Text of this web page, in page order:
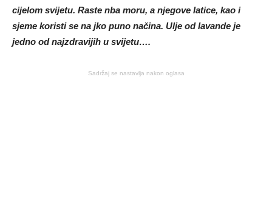
cijelom svijetu. Raste nba moru, a njegove latice, kao i
sjeme koristi se na jko puno načina. Ulje od lavande je
jedno od najzdravijih u svijetu….
Sadržaj se nastavlja nakon oglasa